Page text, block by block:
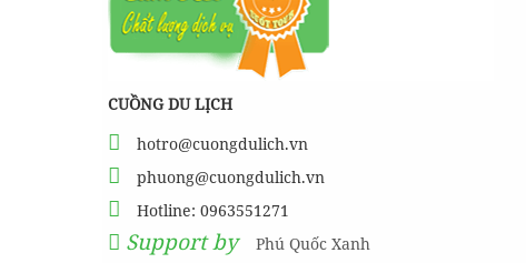
CUỒNG DU LỊCH
hotro@cuongdulich.vn
phuong@cuongdulich.vn
Hotline: 0963551271
Support by Phú Quốc Xanh